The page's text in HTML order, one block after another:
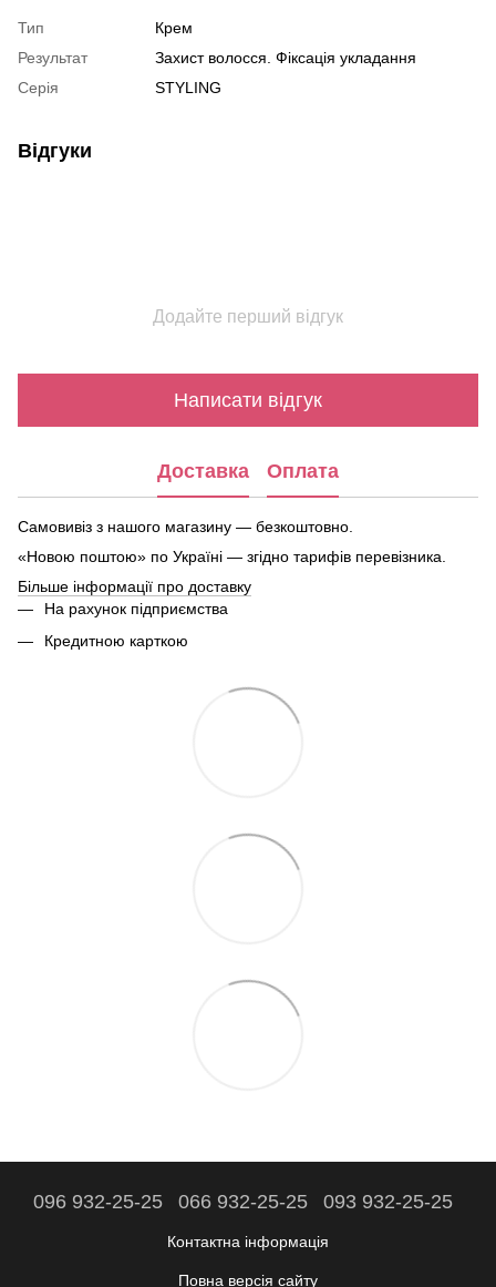
Тип
Крем
Результат
Захист волосся. Фіксація укладання
Серія
STYLING
Відгуки
Додайте перший відгук
Написати відгук
Доставка Оплата
Самовивіз з нашого магазину — безкоштовно.
«Новою поштою» по Україні — згідно тарифів перевізника.
Більше інформації про доставку
На рахунок підприємства
Кредитною карткою
096 932-25-25 066 932-25-25 093 932-25-25
Контактна інформація
Повна версія сайту